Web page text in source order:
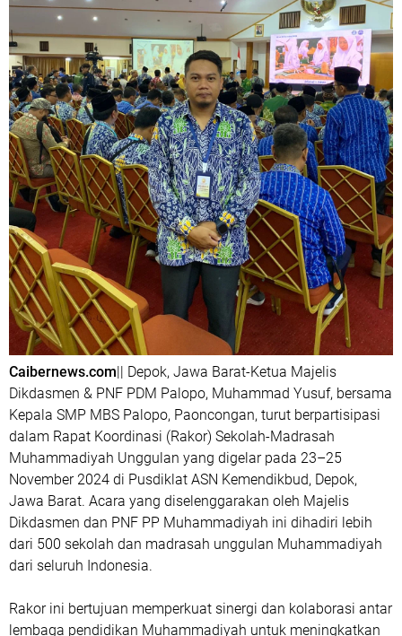
Caibernews.com|| Depok, Jawa Barat-Ketua Majelis
Dikdasmen & PNF PDM Palopo, Muhammad Yusuf, bersama
Kepala SMP MBS Palopo, Paoncongan, turut berpartisipasi
dalam Rapat Koordinasi (Rakor) Sekolah-Madrasah
Muhammadiyah Unggulan yang digelar pada 23–25
November 2024 di Pusdiklat ASN Kemendikbud, Depok,
Jawa Barat. Acara yang diselenggarakan oleh Majelis
Dikdasmen dan PNF PP Muhammadiyah ini dihadiri lebih
dari 500 sekolah dan madrasah unggulan Muhammadiyah
dari seluruh Indonesia.
Rakor ini bertujuan memperkuat sinergi dan kolaborasi antar
lembaga pendidikan Muhammadiyah untuk meningkatkan